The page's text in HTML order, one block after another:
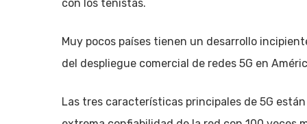
con los tenistas.
Muy pocos países tienen un desarrollo
del despliegue comercial de redes 5G en
Las tres características principales de 5G